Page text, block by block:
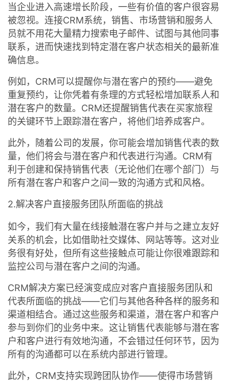
当企业进入高速增长阶段，一些有价值的客户很容易
被忽视。连接CRM系统，销售、市场营销和服务人
员就不用花大量精力搜索电子邮件、试图与其他同事
联系，进而快速找到特定潜在客户状态相关的最新准
确信息。
例如，CRM可以提醒你与潜在客户的预约——避免
重复预约，让你凭着有条理的方式轻松增加联系人和
潜在客户的数量。CRM还提醒销售代表在买家旅程
的关键环节上跟踪潜在客户，将他们培养成客户。
此外，随着公司的发展，你可能会增加销售代表的数
量，他们将会与潜在客户和代表进行沟通。CRM有
利于创建和保持销售代表（无论他们在哪个部门）与
所有潜在客户和客户之间一致的沟通方式和风格。
2.解决客户直接服务团队所面临的挑战
如今，我们有大量在线接触潜在客户并与之建立友好
关系的机会，比如借助社交媒体、网站等等。这对业
务很有好处，但所有这些接触点可能让你很难跟踪和
监控公司与潜在客户之间的沟通。
CRM解决方案已经演变成应对客户直接服务团队和
代表所面临的挑战——它们与其他各种各样的服务和
渠道相结合。通过这些服务和渠道，潜在客户和客户
参与到你们的业务中来。这让销售代表能够与潜在客
户和客户进行有效地沟通，不会错过任何环节，因为
所有的沟通都可以在系统内部进行管理。
此外，CRM支持实现跨团队协作——使得市场营销